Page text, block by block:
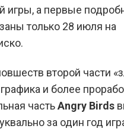
игры, а первые
только 28 июля на
второй части
и более
частьAngry Birds
за один год